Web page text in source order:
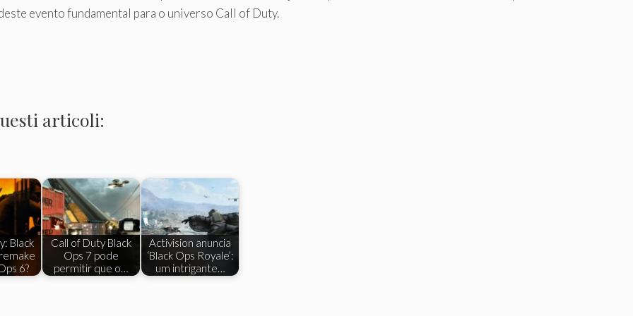
evento fundamental para o universo Call of Duty.
articoli:
Black
6?
Call of Duty Black
Ops 7 pode
permitir que o…
Activision anuncia
‘Black Ops Royale’:
um intrigante…